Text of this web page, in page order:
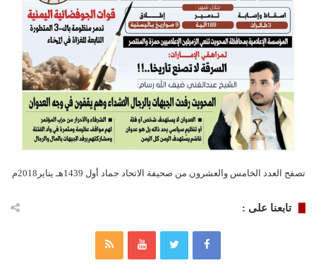
تصفح العدد الخامس والعشرون من صحيفة الاتحاد جماد أول 1439هـ يناير2018م
تابعنا على :